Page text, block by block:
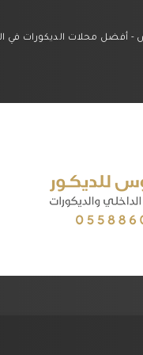
محلات الديكورات في